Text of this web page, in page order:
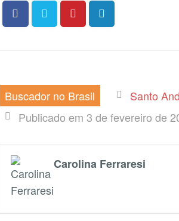
Buscador no Brasil
Santo
Publicado em 3 de fevereiro de
Carolina Ferraresi